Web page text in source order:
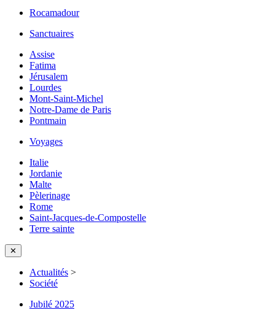
Rocamadour
Sanctuaires
Assise
Fatima
Jérusalem
Lourdes
Mont-Saint-Michel
Notre-Dame de Paris
Pontmain
Voyages
Italie
Jordanie
Malte
Pèlerinage
Rome
Saint-Jacques-de-Compostelle
Terre sainte
✕
Actualités >
Société
Jubilé 2025